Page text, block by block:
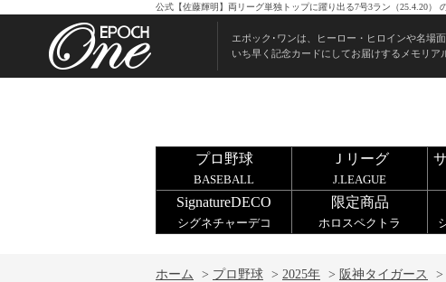
公式【佐藤輝明】両リーグ単独トップに躍り出る7号3ラン（25.4.20）
エポック･ワンは、ヒーロー・ヒロインや名場面
いち早く記念カードにしてお届けするメモリア
プロ野球
BASEBALL
Ｊリーグ
J.LEAGUE
SignatureDECO
シグネチャーデコ
限定商品
ホロスペクトラ
ホーム > プロ野球 > 2025年 > 阪神タイガース >